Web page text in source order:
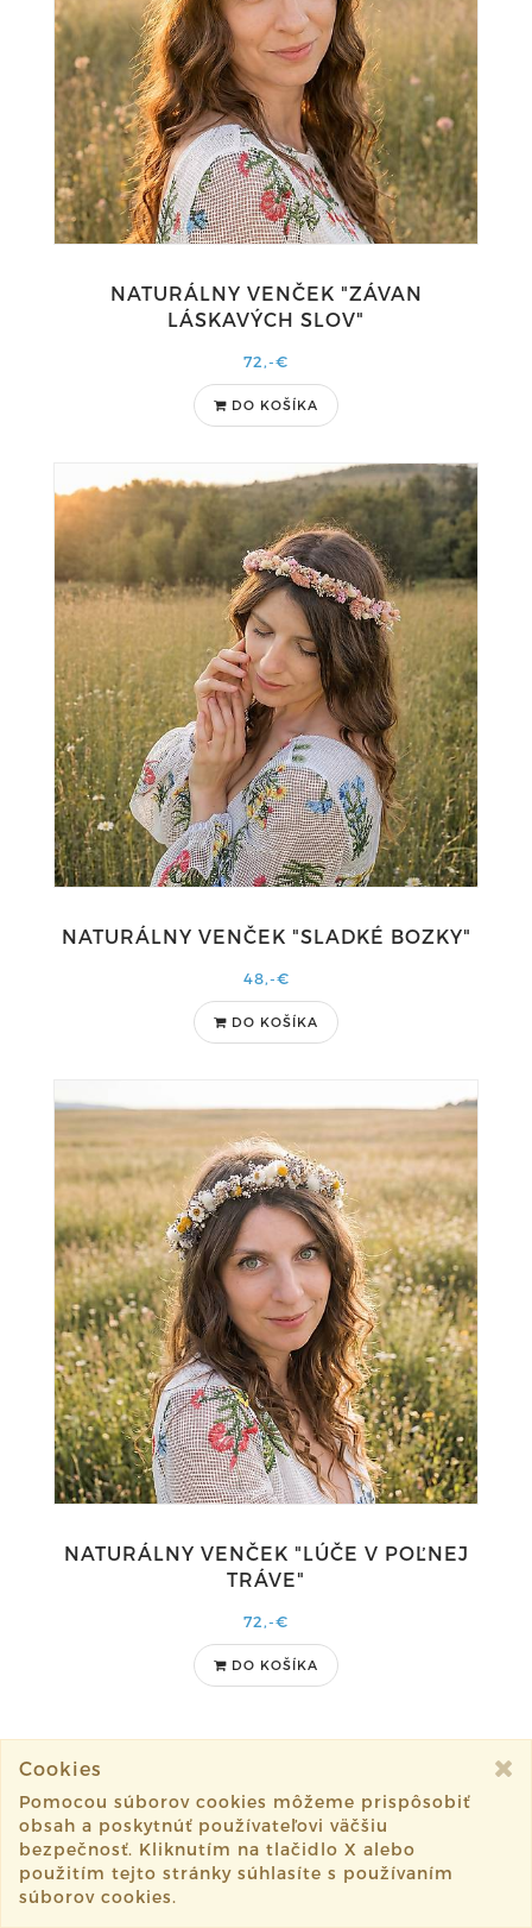
NATURÁLNY VENČEK "ZÁVAN
LÁSKAVÝCH SLOV"
72,-€
DO KOŠÍKA
NATURÁLNY VENČEK "SLADKÉ BOZKY"
48,-€
DO KOŠÍKA
NATURÁLNY VENČEK "LÚČE V POĽNEJ
TRÁVE"
72,-€
DO KOŠÍKA
1 2 3 4 6 11 15 20
Nasledujúce
Cookies
Pomocou súborov cookies môžeme prispôsobiť
obsah a poskytnúť používateľovi väčšiu
bezpečnosť. Kliknutím na tlačidlo X alebo
použitím tejto stránky súhlasíte s používaním
súborov cookies.